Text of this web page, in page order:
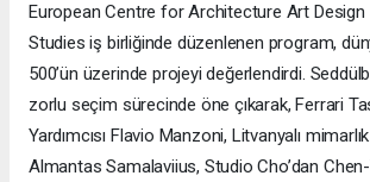
European Centre for Architecture Art Design
Studies iş birliğinde düzenlenen program,
500’ün üzerinde projeyi değerlendirdi.
zorlu seçim sürecinde öne çıkarak, Ferrari
Yardımcısı Flavio Manzoni, Litvanyalı
Almantas Samalaviius, Studio Cho’dan